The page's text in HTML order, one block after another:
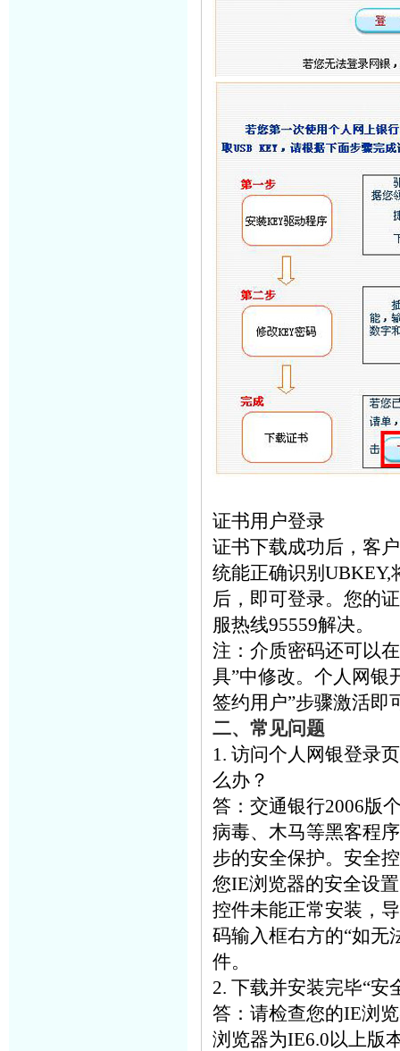
证书用户登录
证书下载成功后，客
统能正确识别UBKEY,
后，即可登录。您的
服热线95559解决。
注：介质密码还可以
具”中修改。个人网银
签约用户”步骤激活即
二、常见问题
1. 访问个人网银登录
么办？
答：交通银行2006版
病毒、木马等黑客程
步的安全保护。安全
您IE浏览器的安全设
控件未能正常安装，
码输入框右方的“如无
件。
2. 下载并安装完毕“安
答：请检查您的IE浏
浏览器为IE6.0以上版